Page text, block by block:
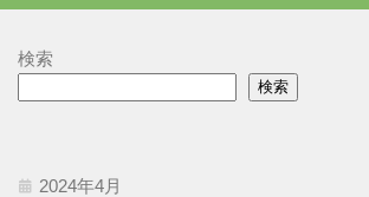
検索
検索
2024年4月